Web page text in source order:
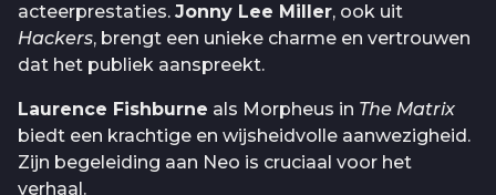
acteerprestaties. Jonny Lee Miller, ook uit
Hackers, brengt een unieke charme en vertrouwen
dat het publiek aanspreekt.
Laurence Fishburne als Morpheus in The Matrix
biedt een krachtige en wijsheidvolle aanwezigheid.
Zijn begeleiding aan Neo is cruciaal voor het
verhaal.